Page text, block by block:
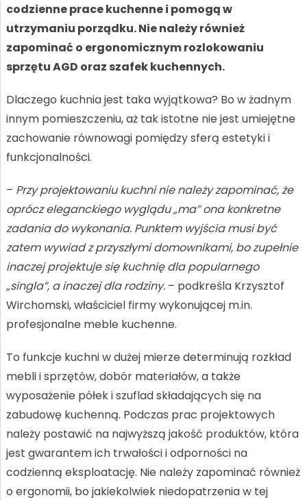
codzienne prace kuchenne i pomogą w
utrzymaniu porządku. Nie należy również
zapominać o ergonomicznym rozlokowaniu
sprzętu AGD oraz szafek kuchennych.
Dlaczego kuchnia jest taka wyjątkowa? Bo w żadnym
innym pomieszczeniu, aż tak istotne nie jest umiejętne
zachowanie równowagi pomiędzy sferą estetyki i
funkcjonalności.
– Przy projektowaniu kuchni nie należy zapominać, że
oprócz eleganckiego wyglądu „ma” ona konkretne
zadania do wykonania. Punktem wyjścia musi być
zatem wywiad z przyszłymi domownikami, bo zupełnie
inaczej projektuje się kuchnię dla popularnego
„singla”, a inaczej dla rodziny.– podkreśla Krzysztof
Wirchomski, właściciel firmy wykonującej m.in.
profesjonalne meble kuchenne.
To funkcje kuchni w dużej mierze determinują rozkład
mebli i sprzętów, dobór materiałów, a także
wyposażenie półek i szuflad składających się na
zabudowę kuchenną. Podczas prac projektowych
należy postawić na najwyższą jakość produktów, która
jest gwarantem ich trwałości i odporności na
codzienną eksploatację. Nie należy zapominać również
o ergonomii, bo jakiekolwiek niedopatrzenia w tej